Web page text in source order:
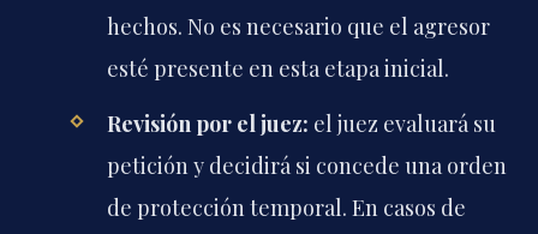
hechos. No es necesario que el agresor
esté presente en esta etapa inicial.
Revisión por el juez: el juez evaluará su
petición y decidirá si concede una orden
de protección temporal. En casos de